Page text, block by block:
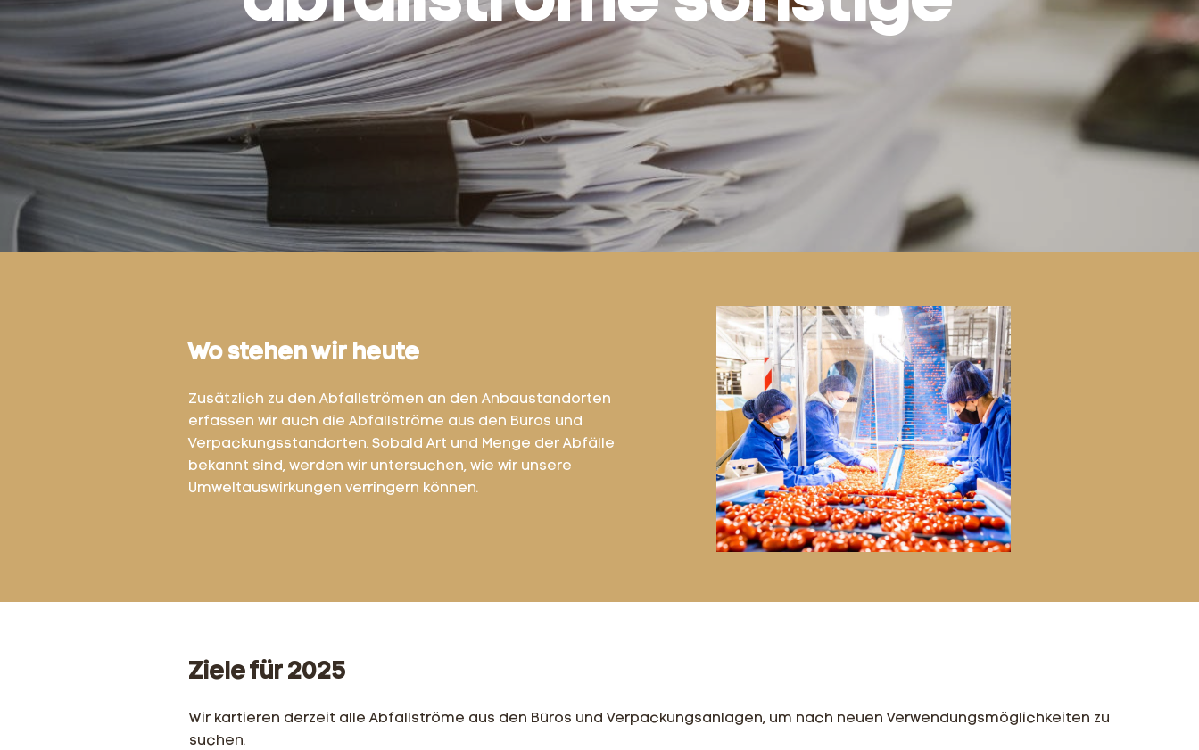
Wo stehen wir heute
Zusätzlich zu den Abfallströmen an den Anbaustandorten
erfassen wir auch die Abfallströme aus den Büros und
Verpackungsstandorten. Sobald Art und Menge der Abfälle
bekannt sind, werden wir untersuchen, wie wir unsere
Umweltauswirkungen verringern können.
Ziele für 2025
Wir kartieren derzeit alle Abfallströme aus den Büros und Verpackungsanlagen, um nach neuen Verwendungsmöglichkeiten zu
suchen.